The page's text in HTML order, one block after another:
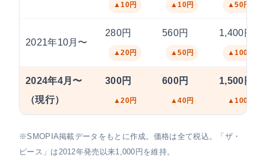
▲10円 ▲10円 ▲50円
2021年10月〜
280円
▲20円
560円
▲50円
1,400円
▲100円
2024年4月〜
（現行）
300円
▲20円
600円
▲40円
1,500円
▲100円
※SMOPIA掲載データをもとに作成。価格は全て税込。「ザ・
ピース」は2012年発売以来1,000円を維持。